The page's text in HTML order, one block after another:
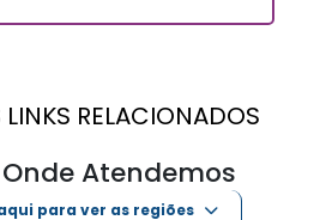
de cargas abertas com sede em
da Região Sul, Sudeste e Centro-